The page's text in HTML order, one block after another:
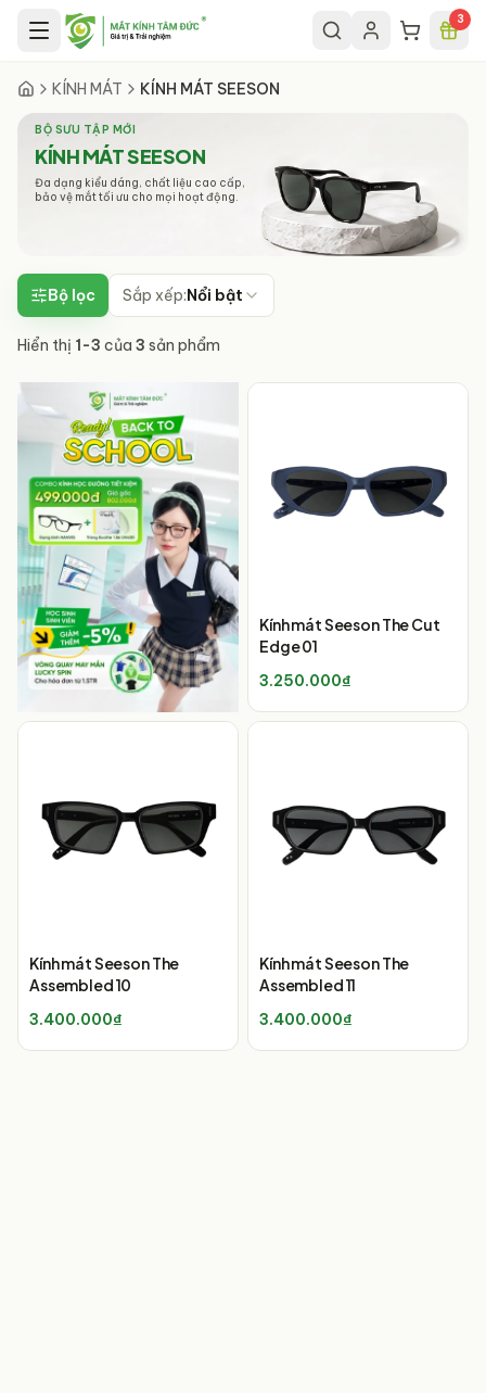
Chuyển đến nội dung chính 3
KÍNH MÁT KÍNH MÁT SEESON
BỘ SƯU TẬP MỚI
KÍNH MÁT SEESON
Đa dạng kiểu dáng, chất liệu cao cấp,
bảo vệ mắt tối ưu cho mọi hoạt động.
Bộ lọc Sắp xếp:Nổi bật
Hiển thị 1-3 của 3 sản phẩm
Kính mát Seeson The Cut
Edge 01
3.250.000₫
Kính mát Seeson The
Assembled 10
3.400.000₫
Kính mát Seeson The
Assembled 11
3.400.000₫